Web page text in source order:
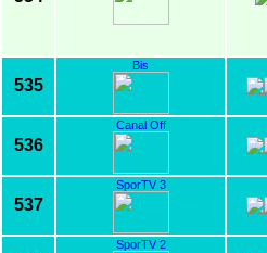
535
Bis
536
Canal Off
537
SporTV 3
SporTV 2